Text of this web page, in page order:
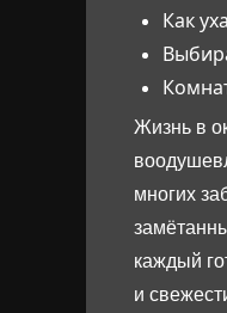
Как
Жизнь в
многих
каждый
и